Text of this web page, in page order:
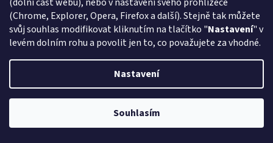
(Chrome, Explorer, Opera, Firefox a další). Stejně tak můžete
svůj souhlas modifikovat kliknutím na tlačítko "Nastavení" v
levém dolním rohu a povolit jen to, co považujete za vhodné.
Nastavení
Souhlasím
0
Velké 0
21 cm 0
28 cm 0